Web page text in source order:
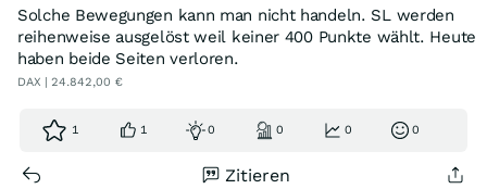
Solche Bewegungen kann man nicht handeln. SL werden
reihenweise ausgelöst weil keiner 400 Punkte wählt. Heute
haben beide Seiten verloren.
DAX | 24.842,00 €
1 1 0 0 0 0
Zitieren